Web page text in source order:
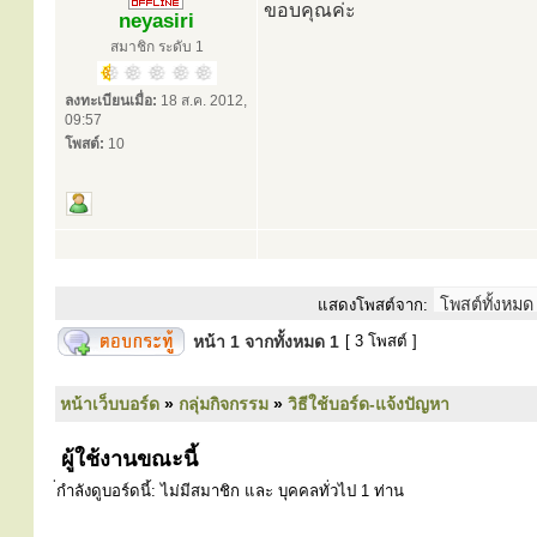
neyasiri
สมาชิก ระดับ 1
ลงทะเบียนเมื่อ: 18 ส.ค. 2012,
09:57
โพสต์: 10
ขอบคุณค่ะ
แสดงโพสต์จาก:
หน้า 1 จากทั้งหมด 1 [ 3 โพสต์ ]
หน้าเว็บบอร์ด » กลุ่มกิจกรรม » วิธีใช้บอร์ด-แจ้งปัญหา
ผู้ใช้งานขณะนี้
่กำลังดูบอร์ดนี้: ไม่มีสมาชิก และ บุคคลทั่วไป 1 ท่าน